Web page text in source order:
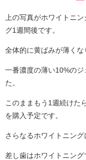
上の写真がホワイトニ
グ1週間後です。
全体的に黄ばみが薄くな
一番濃度の薄い10%の
た。
このままもう1週続けた
を購入予定です。
さらなるホワイトニング
差し歯はホワイトニン